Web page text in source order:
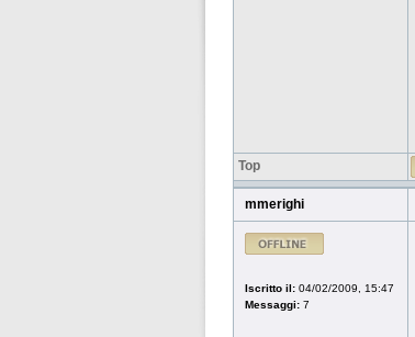
Top
mmerighi
Iscritto il: 04/02/2009, 15:47
Messaggi: 7